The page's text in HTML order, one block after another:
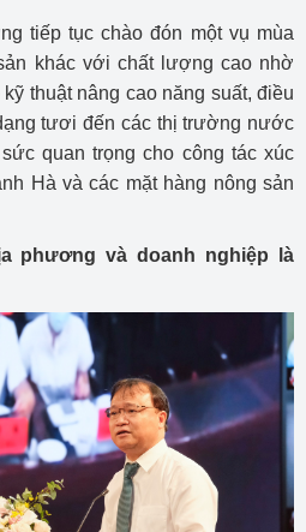
tiếp tục chào đón một vụ mùa
khác với chất lượng cao nhờ
thuật nâng cao năng suất, điều
tươi đến các thị trường nước
quan trọng cho công tác xúc
Hà và các mặt hàng nông sản
phương và doanh nghiệp là